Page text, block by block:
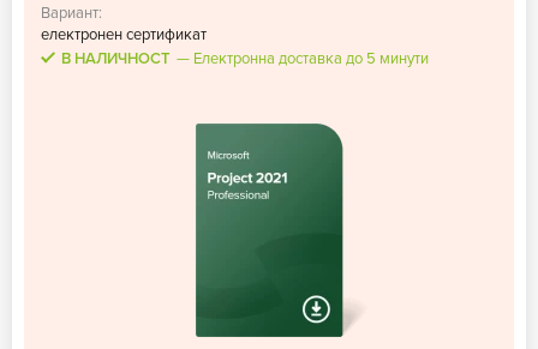
Вариант:
електронен сертификат
В НАЛИЧНОСТ
Електронна доставка до 5 минути